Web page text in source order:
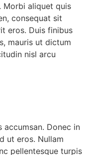
Morbi aliquet quis
consequat sit
eros. Duis finibus
mauris ut dictum
nisl arcu
Donec in
ut eros. Nullam
pellentesque turpis